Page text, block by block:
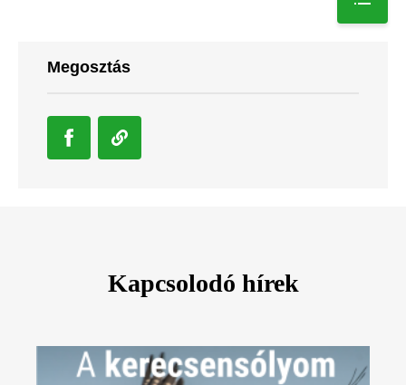
Megosztás
Kapcsolodó hírek